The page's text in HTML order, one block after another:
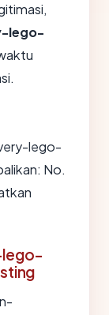
lego-
lego-
No.
lego-